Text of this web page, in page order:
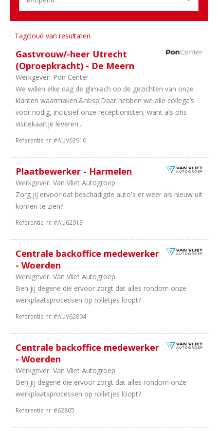
Engineering
Technisch
Sector
Duurzame
Mobiliteit
Personenauto's
Dealerholdings
Bedrijfsauto's
Schadeherstel
Onderdelen
Opleiding
wielen
Carrosseriebouw
Tagcloud van resultaten
Gastvrouw/-heer Utrecht
(Oproepkracht) - De Meern
Werkgever: Pon Center
We willen elke dag de glimlach op de gezichten van onze
klanten waarmaken.&nbsp;Daar hebben we alle collega’s
voor nodig, inclusief onze receptionisten, want als ons
visitekaartje leveren...
Referentie nr:#AUV63910
Plaatbewerker - Harmelen
Werkgever: Van Vliet Autogroep
Zorg jij ervoor dat beschadigde auto's er weer als nieuw uit
komen te zien?
Referentie nr:#AU62913
Centrale backoffice medewerker
- Woerden
Werkgever: Van Vliet Autogroep
Ben jij degene die ervoor zorgt dat alles rondom onze
werkplaatsprocessen op rolletjes loopt?
Referentie nr:#AUV62804
Centrale backoffice medewerker
- Woerden
Werkgever: Van Vliet Autogroep
Ben jij degene die ervoor zorgt dat alles rondom onze
werkplaatsprocessen op rolletjes loopt?
Referentie nr:#62805